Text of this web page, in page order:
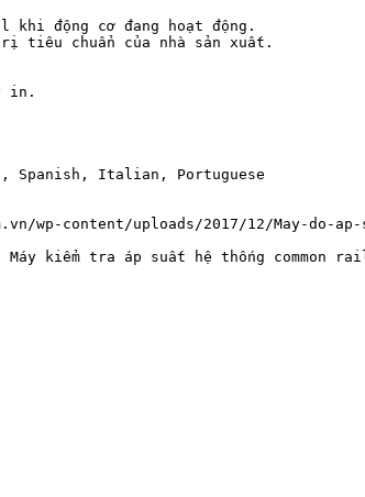
động cơ đang hoạt động.
tiêu chuẩn của nhà sản xuất.
in.
Spanish, Italian, Portuguese
wp-content/uploads/2017/12/May-do-ap-
kiểm tra áp suất hệ thống common rail